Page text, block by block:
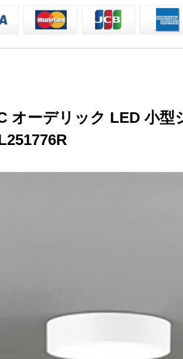
オーデリック LED 小型